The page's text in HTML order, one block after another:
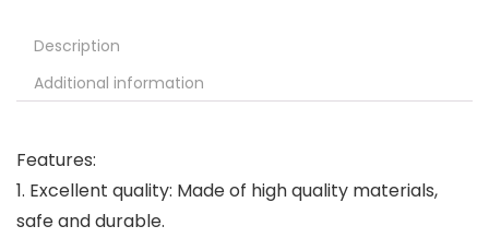
Description
Additional information
Features:
1. Excellent quality: Made of high quality materials,
safe and durable.